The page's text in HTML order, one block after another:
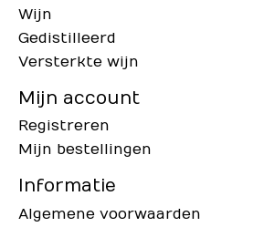
Wijn
Gedistilleerd
Versterkte wijn
Mijn account
Registreren
Mijn bestellingen
Informatie
Algemene voorwaarden